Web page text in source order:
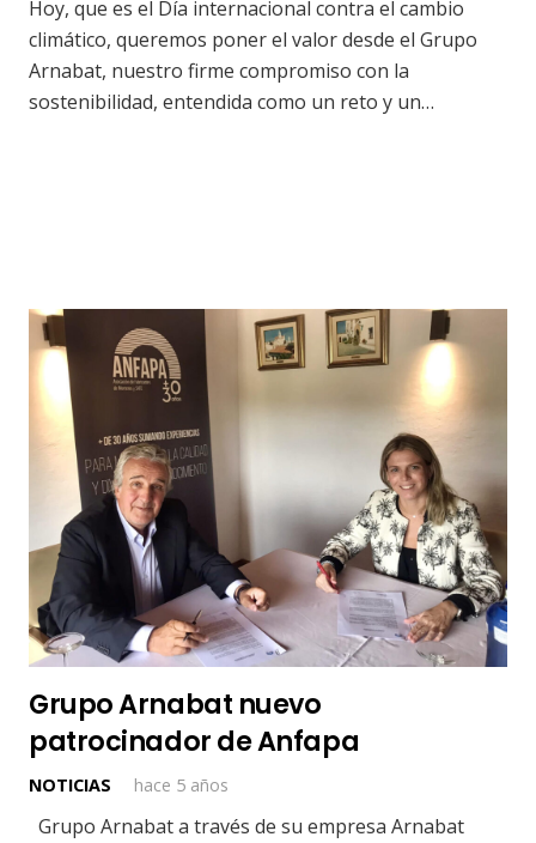
Hoy, que es el Día internacional contra el cambio
climático, queremos poner el valor desde el Grupo
Arnabat, nuestro firme compromiso con la
sostenibilidad, entendida como un reto y un…
Grupo Arnabat nuevo
patrocinador de Anfapa
NOTICIAS hace 5 años
Grupo Arnabat a través de su empresa Arnabat